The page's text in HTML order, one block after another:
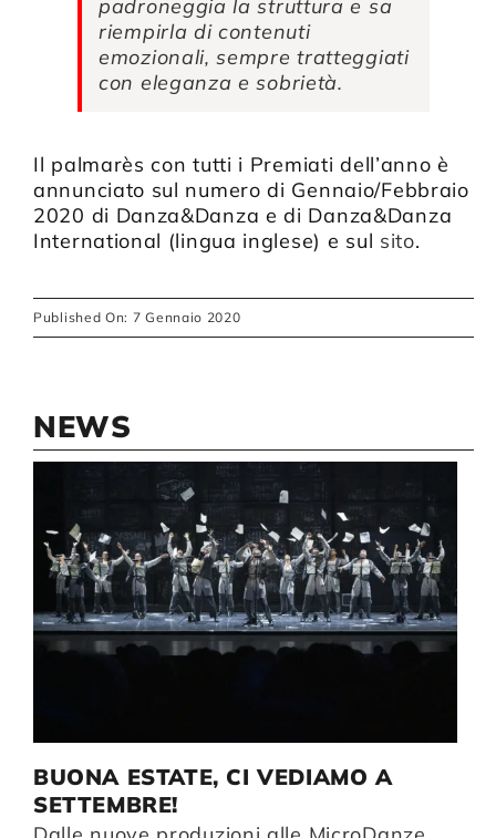
padroneggia la struttura e sa
riempirla di contenuti
emozionali, sempre tratteggiati
con eleganza e sobrietà.
Il palmarès con tutti i Premiati dell’anno è
annunciato sul numero di Gennaio/Febbraio
2020 di Danza&Danza e di Danza&Danza
International (lingua inglese) e sul sito.
Published On: 7 Gennaio 2020
NEWS
BUONA ESTATE, CI VEDIAMO A
SETTEMBRE!